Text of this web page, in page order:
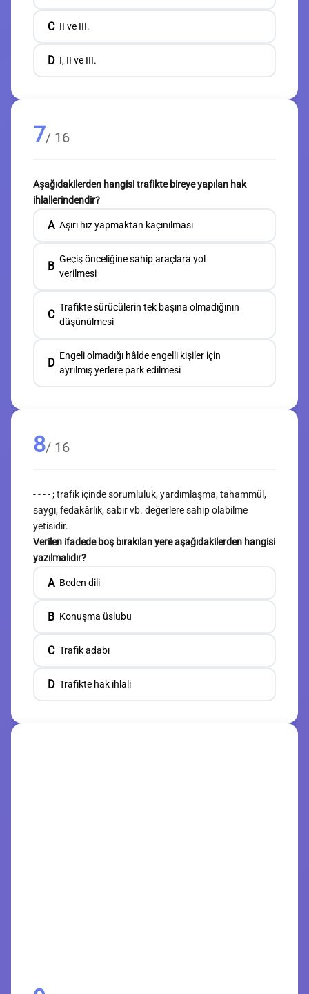
C II ve III.
D I, II ve III.
7/ 16
Aşağıdakilerden hangisi trafikte bireye yapılan hak
ihlallerindendir?
A Aşırı hız yapmaktan kaçınılması
B
Geçiş önceliğine sahip araçlara yol
verilmesi
C
Trafikte sürücülerin tek başına olmadığının
düşünülmesi
D
Engeli olmadığı hâlde engelli kişiler için
ayrılmış yerlere park edilmesi
8/ 16
- - - - ; trafik içinde sorumluluk, yardımlaşma, tahammül,
saygı, fedakârlık, sabır vb. değerlere sahip olabilme
yetisidir.
Verilen ifadede boş bırakılan yere aşağıdakilerden hangisi
yazılmalıdır?
A Beden dili
B Konuşma üslubu
C Trafik adabı
D Trafikte hak ihlali